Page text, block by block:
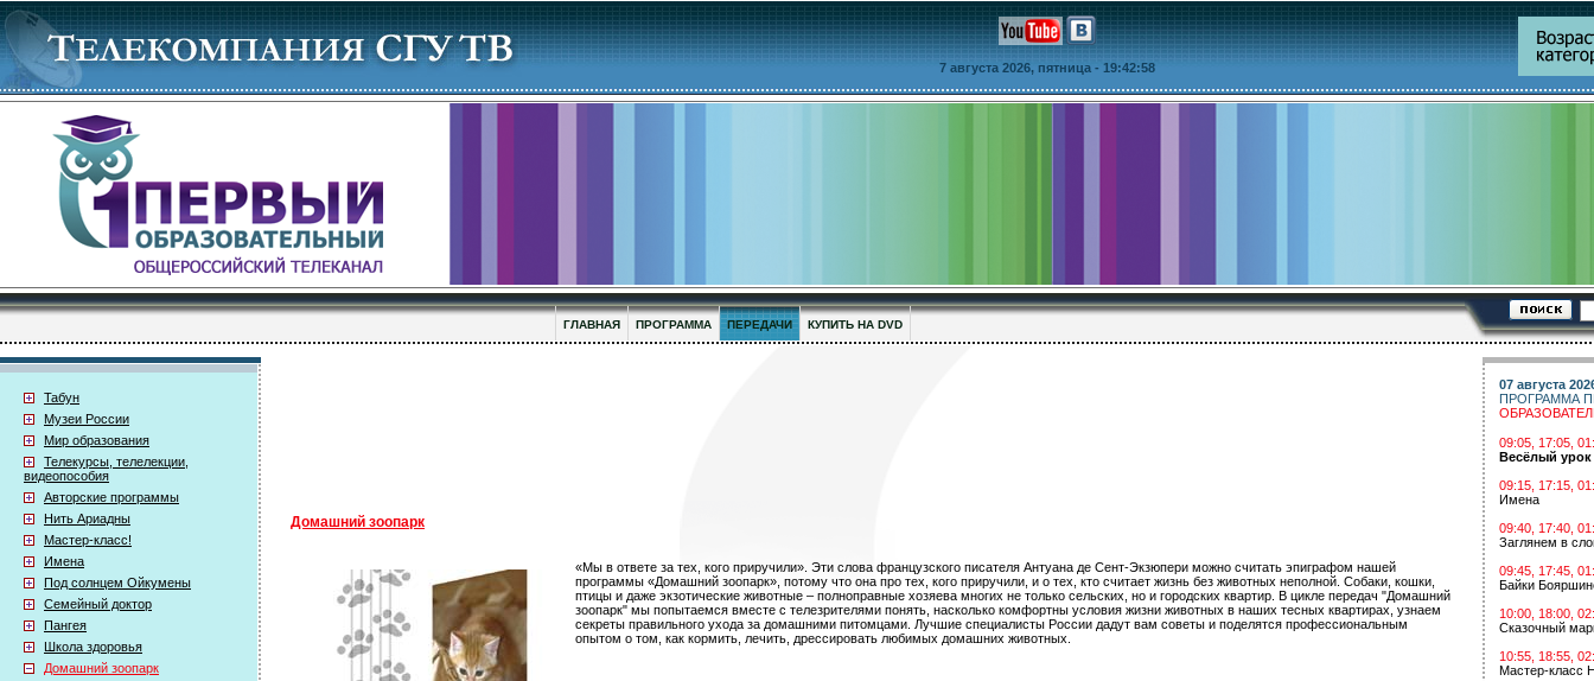
7 августа 2026, пятница - 19:42:59
ГЛАВНАЯ ПРОГРАММА ПЕРЕДАЧИ КУПИТЬ НА DVD
Табун
Музеи России
Мир образования
Телекурсы, телелекции,
видеопособия
Авторские программы
Нить Ариадны
Мастер-класс!
Имена
Под солнцем Ойкумены
Семейный доктор
Пангея
Школа здоровья
Домашний зоопарк
Домашний зоопарк
«Мы в ответе за тех, кого приручили». Эти слова французского писателя Антуана де Сент-Экзюпери можно считать эпиграфом нашей
программы «Домашний зоопарк», потому что она про тех, кого приручили, и о тех, кто считает жизнь без животных неполной. Собаки, кошки,
птицы и даже экзотические животные – полноправные хозяева многих не только сельских, но и городских квартир. В цикле передач "Домашний
зоопарк" мы попытаемся вместе с телезрителями понять, насколько комфортны условия жизни животных в наших тесных квартирах, узнаем
секреты правильного ухода за домашними питомцами. Лучшие специалисты России дадут вам советы и поделятся профессиональным
опытом о том, как кормить, лечить, дрессировать любимых домашних животных.
07 августа
ПРОГРАММА
09:05, 17:05,
Весёлый урок
09:15, 17:15,
Имена
09:40, 17:40,
Заглянем в
09:45, 17:45,
Байки
10:00, 18:00,
Сказочный
10:55, 18:55,
Мастер-класс